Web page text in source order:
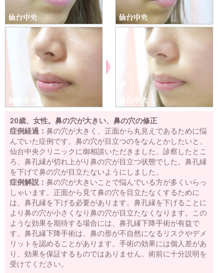
20歳、女性。鼻の穴が大きい、鼻の穴の修正
症例経過： 鼻の穴が大きく、正面から丸見えであるために悩
んでいた症例です。鼻の穴が目立つのをなんとかしたいと、
仙台中央クリニックに御相談いただきました。診察したとこ
ろ、鼻孔縁が切れ上がり鼻の穴が目立つ状態でした。鼻孔縁
を下げて鼻の穴が目立たないようにしました。
症例解説： 鼻の穴が大きいことで悩んでいる方が多くいらっ
しゃいます。正面から見て鼻の穴を目立たなくするために
は、鼻孔縁を下げる必要があります。鼻孔縁を下げることに
より鼻の穴が小さくなり鼻の穴が目立たなくなります。この
ような効果を期待する場合には、鼻孔縁下降手術が有益で
す。鼻孔縁下降手術は、鼻の形が不自然になるリスクやデメ
リットを認めることがあります。手術の効果には個人差があ
り、効果を保証するものではありません。術前に十分説明を
受けてください。